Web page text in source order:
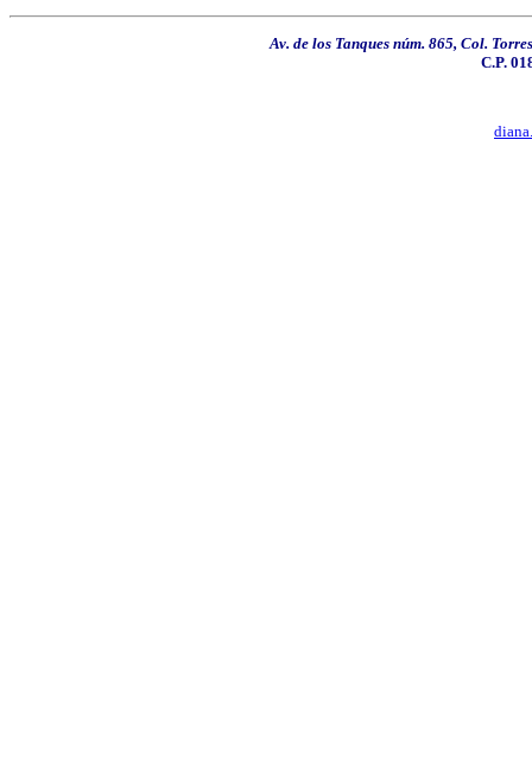
Av. de los Tanques núm. 865, Col.
C.P.